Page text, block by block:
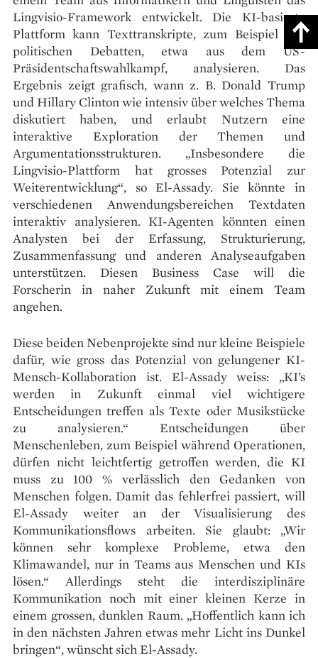
Lingvisio-Framework entwickelt. Die KI-basierte
Plattform kann Texttranskripte, zum Beispiel von
politischen Debatten, etwa aus dem US-
Präsidentschaftswahlkampf, analysieren. Das
Ergebnis zeigt grafisch, wann z. B. Donald Trump
und Hillary Clinton wie intensiv über welches Thema
diskutiert haben, und erlaubt Nutzern eine
interaktive Exploration der Themen und
Argumentationsstrukturen. „Insbesondere die
Lingvisio-Plattform hat grosses Potenzial zur
Weiterentwicklung“, so El-Assady. Sie könnte in
verschiedenen Anwendungsbereichen Textdaten
interaktiv analysieren. KI-Agenten könnten einen
Analysten bei der Erfassung, Strukturierung,
Zusammenfassung und anderen Analyseaufgaben
unterstützen. Diesen Business Case will die
Forscherin in naher Zukunft mit einem Team
angehen.
Diese beiden Nebenprojekte sind nur kleine Beispiele
dafür, wie gross das Potenzial von gelungener KI-
Mensch-Kollaboration ist. El-Assady weiss: „KI’s
werden in Zukunft einmal viel wichtigere
Entscheidungen treffen als Texte oder Musikstücke
zu analysieren.“ Entscheidungen über
Menschenleben, zum Beispiel während Operationen,
dürfen nicht leichtfertig getroffen werden, die KI
muss zu 100 % verlässlich den Gedanken von
Menschen folgen. Damit das fehlerfrei passiert, will
El-Assady weiter an der Visualisierung des
Kommunikationsflows arbeiten. Sie glaubt: „Wir
können sehr komplexe Probleme, etwa den
Klimawandel, nur in Teams aus Menschen und KIs
lösen.“ Allerdings steht die inter­disziplinäre
Kommunikation noch mit einer kleinen Kerze in
einem grossen, dunklen Raum. „Hoffentlich kann ich
in den nächsten Jahren etwas mehr Licht ins Dunkel
bringen“, wünscht sich El-Assady.